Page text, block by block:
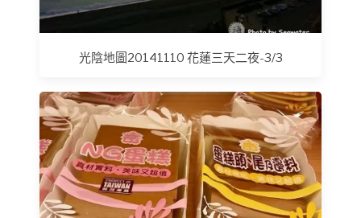
光陰地圖20141110 花蓮三天二夜-3/3